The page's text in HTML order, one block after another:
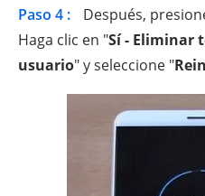
Paso 4 : Después,
Haga clic en "Sí - Eliminar
usuario" y seleccione "